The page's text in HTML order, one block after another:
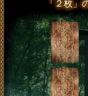
「２枚」